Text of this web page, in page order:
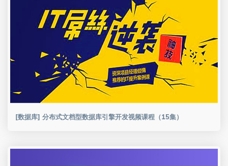
[数据库] 分布式文档型数据库引擎开发视频课程（15集）